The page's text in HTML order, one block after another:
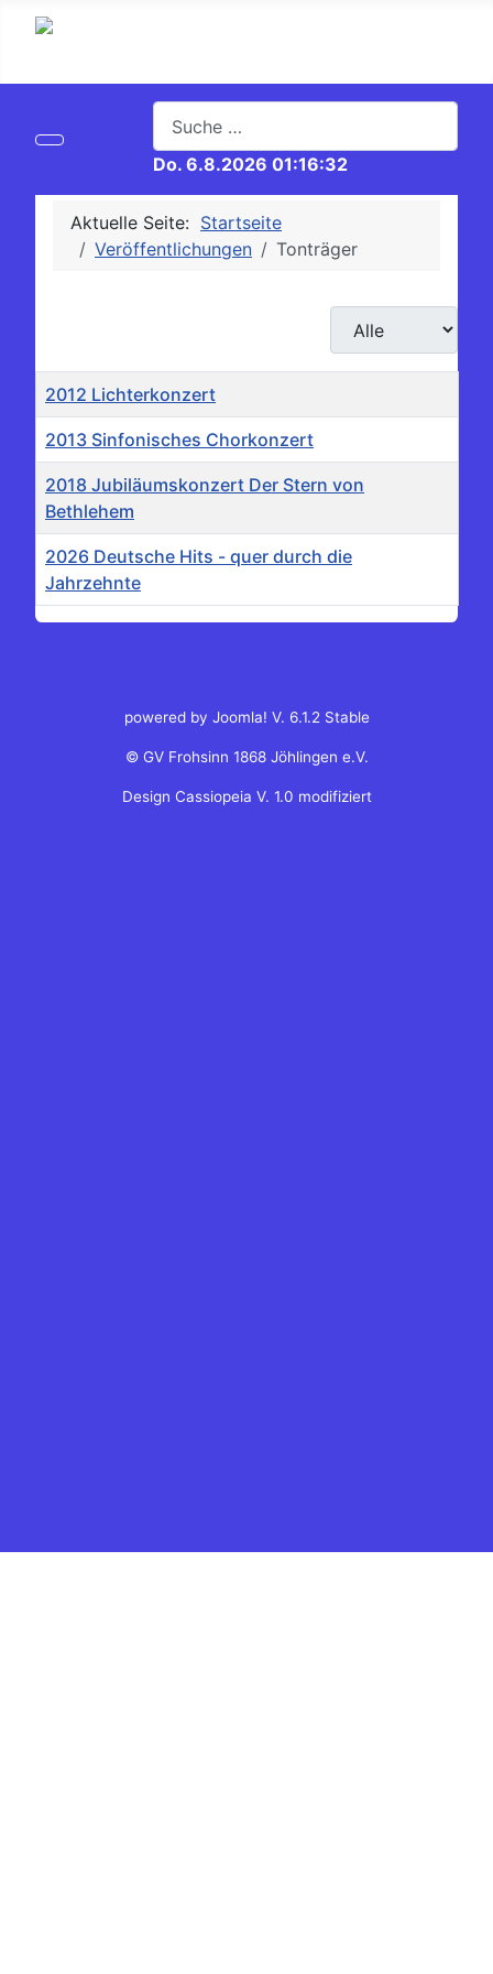
Do. 6.8.2026 01:16:32
Aktuelle Seite: Startseite
Veröffentlichungen
Tonträger
Anzeige #
Beiträge
Titel
2012 Lichterkonzert
2013 Sinfonisches Chorkonzert
2018 Jubiläumskonzert Der Stern von
Bethlehem
2026 Deutsche Hits - quer durch die
Jahrzehnte
powered by Joomla! V. 6.1.2 Stable
© GV Frohsinn 1868 Jöhlingen e.V.
Design Cassiopeia V. 1.0 modifiziert